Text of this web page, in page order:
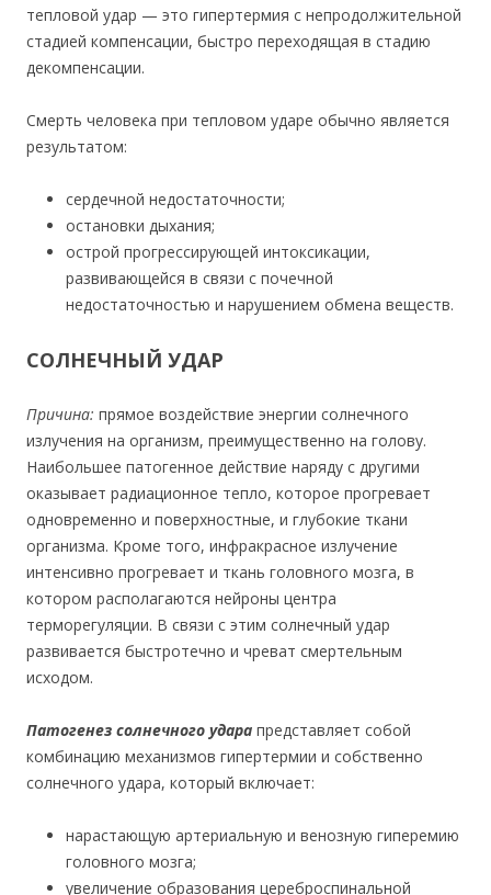
тепловой удар — это гипертермия с непродолжительной
стадией компенсации, быстро переходящая в стадию
декомпенсации.
Смерть человека при тепловом ударе обычно является
результатом:
сердечной недостаточности;
остановки дыхания;
острой прогрессирующей интоксикации,
развивающейся в связи с почечной
недостаточностью и нарушением обмена веществ.
СОЛНЕЧНЫЙ УДАР
Причина: прямое воздействие энергии солнечного
излучения на организм, преимущественно на голову.
Наибольшее патогенное действие наряду с другими
оказывает радиационное тепло, которое прогревает
одновременно и поверхностные, и глубокие ткани
организма. Кроме того, инфракрасное излучение
интенсивно прогревает и ткань головного мозга, в
котором располагаются нейроны центра
терморегуляции. В связи с этим солнечный удар
развивается быстротечно и чреват смертельным
исходом.
Патогенез солнечного удара представляет собой
комбинацию механизмов гипертермии и собственно
солнечного удара, который включает:
нарастающую артериальную и венозную гиперемию
головного мозга;
увеличение образования цереброспинальной